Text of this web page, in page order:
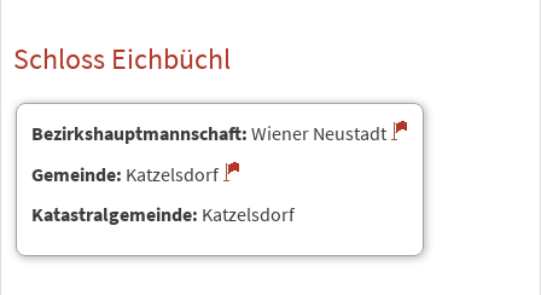
Schloss Eichbüchl
Bezirkshauptmannschaft: Wiener Neustadt
Gemeinde: Katzelsdorf
Katastralgemeinde: Katzelsdorf